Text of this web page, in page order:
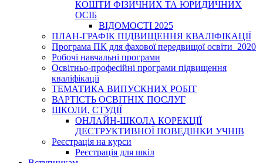
КОШТИ ФІЗИЧНИХ ТА ЮРИДИЧНИХ
ОСІБ
ВІДОМОСТІ 2025
ПЛАН-ГРАФІК ПІДВИЩЕННЯ КВАЛІФІКАЦІЇ
Програма ПК для фахової передвищої освіти_2020
Робочі навчальні програми
Освітньо-професійні програми підвищення
кваліфікації
ТЕМАТИКА ВИПУСКНИХ РОБІТ
ВАРТІСТЬ ОСВІТНІХ ПОСЛУГ
ШКОЛИ, СТУДІЇ
ОНЛАЙН-ШКОЛА КОРЕКЦІЇ
ДЕСТРУКТИВНОЇ ПОВЕДІНКИ УЧНІВ
Реєстрація на курси
Реєстрація для шкіл